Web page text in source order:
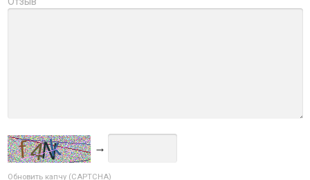
→
Обновить капчу (CAPTCHA)